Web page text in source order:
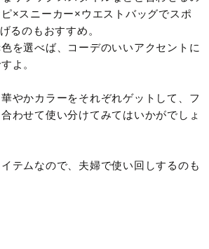
×スニーカー×ウエストバッグでスポ
るのもおすすめ。
を選べば、コーデのいいアクセントに
よ。
やかカラーをそれぞれゲットして、フ
わせて使い分けてみてはいかがでしょ
テムなので、夫婦で使い回しするのも